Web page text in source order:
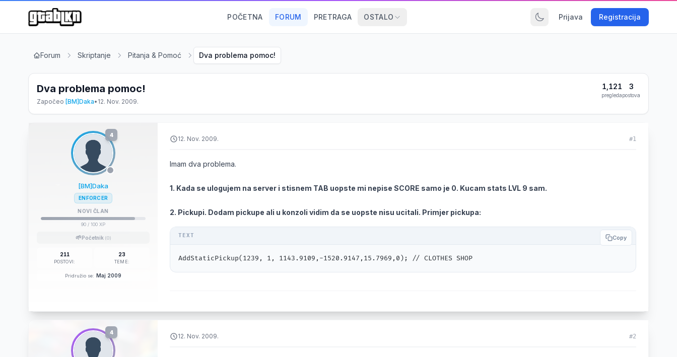
POČETNA FORUM PRETRAGA OSTALO Prijava Registracija
Forum Skriptanje Pitanja & Pomoć Dva problema pomoc!
Dva problema pomoc!
Započeo [BM]Daka• 12. Nov. 2009.
1,121
pregleda
3
postova
4
[BM]Daka
ENFORCER
NOVI ČLAN
90 / 100 XP
🌱Početnik (0)
211
POSTOVI:
23
TEME:
Pridružio se: Maj 2009
12. Nov. 2009. #1
Imam dva problema.
1. Kada se ulogujem na server i stisnem TAB uopste mi nepise SCORE samo je 0. Kucam stats LVL 9 sam.
2. Pickupi. Dodam pickupe ali u konzoli vidim da se uopste nisu ucitali. Primjer pickupa:
AddStaticPickup(1239, 1, 1143.9109,-1520.9147,15.7969,0); // CLOTHES SHOP
Copy
4
12. Nov. 2009. #2